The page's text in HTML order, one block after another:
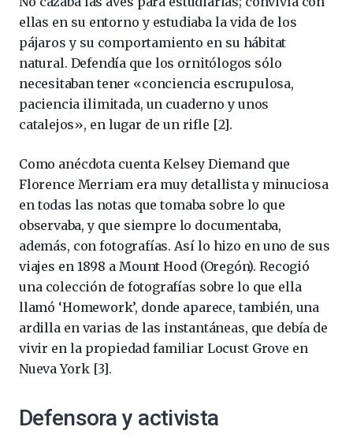
ellas en su entorno y estudiaba la vida de los
pájaros y su comportamiento en su hábitat
natural. Defendía que los ornitólogos sólo
necesitaban tener «conciencia escrupulosa,
paciencia ilimitada, un cuaderno y unos
catalejos», en lugar de un rifle [2].
Como anécdota cuenta Kelsey Diemand que
Florence Merriam era muy detallista y minuciosa
en todas las notas que tomaba sobre lo que
observaba, y que siempre lo documentaba,
además, con fotografías. Así lo hizo en uno de sus
viajes en 1898 a Mount Hood (Oregón). Recogió
una colección de fotografías sobre lo que ella
llamó ‘Homework’, donde aparece, también, una
ardilla en varias de las instantáneas, que debía de
vivir en la propiedad familiar Locust Grove en
Nueva York [3].
Defensora y activista